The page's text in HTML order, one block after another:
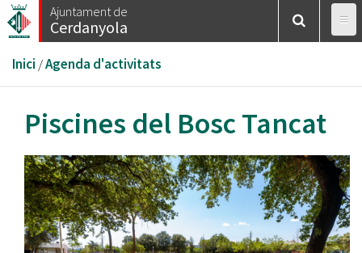
Vés
al
Ajuntament de
Cerdanyola
Esteu
aquí
Inici /Agenda d'activitats
Piscines del Bosc Tancat